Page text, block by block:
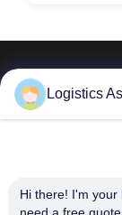
Pilih kami
Logistics
Hi there! I'm your